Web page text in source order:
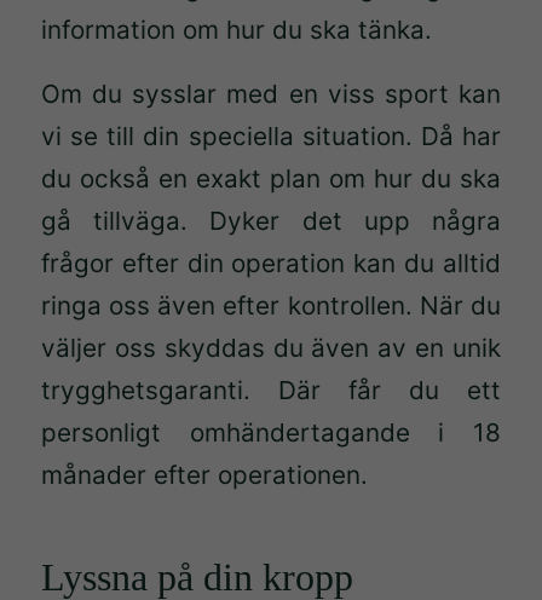
information om hur du ska tänka.
Om du sysslar med en viss sport kan
vi se till din speciella situation. Då har
du också en exakt plan om hur du ska
gå tillväga. Dyker det upp några
frågor efter din operation kan du alltid
ringa oss även efter kontrollen. När du
väljer oss skyddas du även av en unik
trygghetsgaranti. Där får du ett
personligt omhändertagande i 18
månader efter operationen.
Lyssna på din kropp